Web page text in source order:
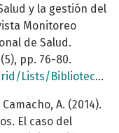
y la gestión del
Monitoreo
de Salud.
pp. 76-80.
BibliotecaDigital/
A. (2014).
El caso del